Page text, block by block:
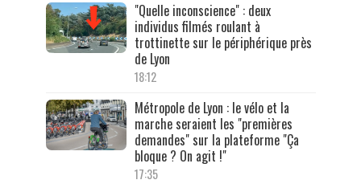
"Quelle inconscience" : deux
individus filmés roulant à
trottinette sur le périphérique près
de Lyon
18:12
Métropole de Lyon : le vélo et la
marche seraient les "premières
demandes" sur la plateforme "Ça
bloque ? On agit !"
17:35